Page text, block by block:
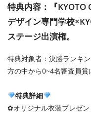
特典内容：『KYOTO
デザイン専門学校
ステージ出演権。
特典対象者：決勝ランキ
方の中から0~4名審査員賞
特典詳細
✿オリジナル衣装プレゼン